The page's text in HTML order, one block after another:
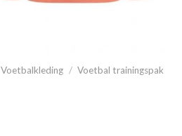
Voetbalkleding / Voetbal trainingspak